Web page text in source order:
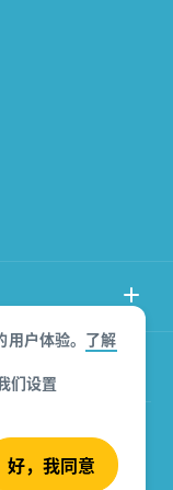
户体验。 了解
们设置
好，我同意